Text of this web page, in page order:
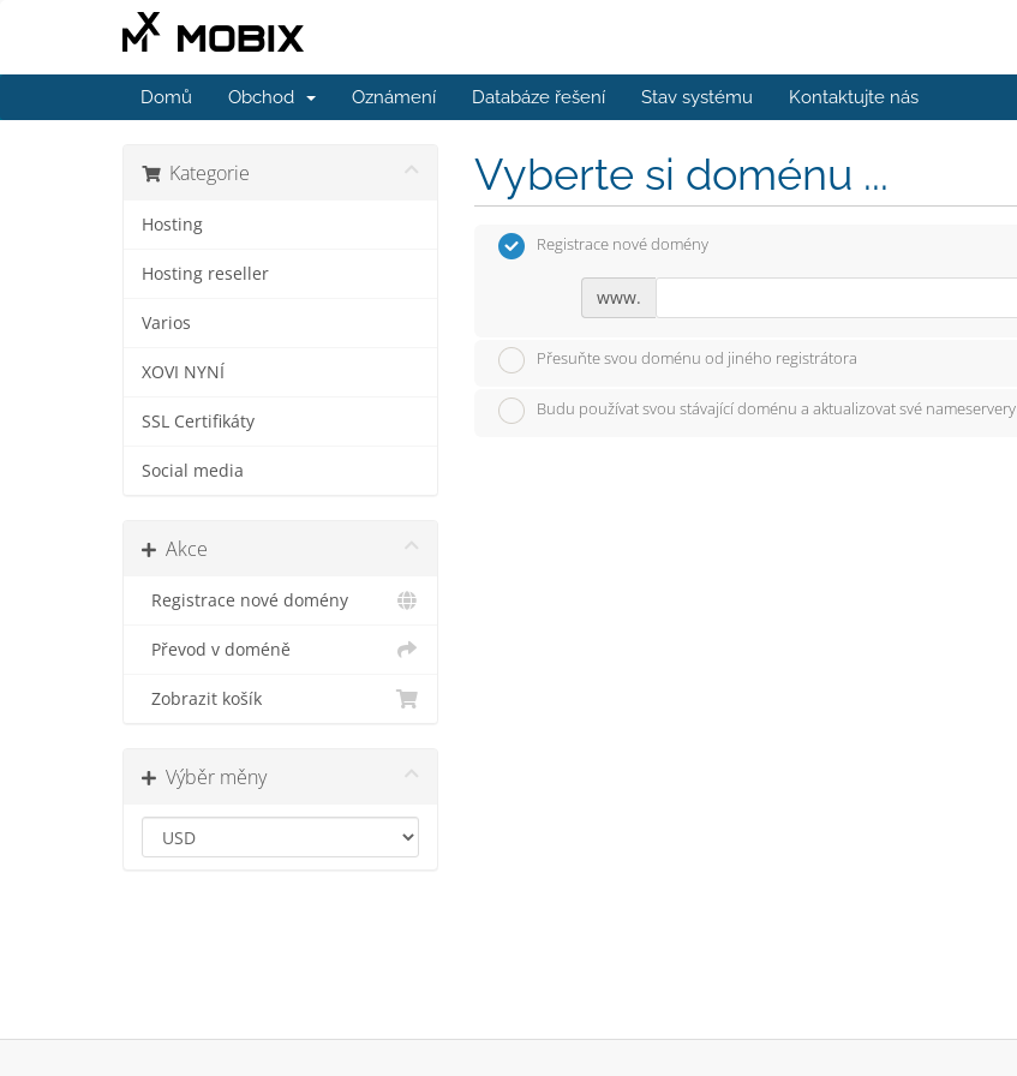
Domů Obchod Oznámení Databáze řešení Stav systému Kontaktujte nás
Kategorie
Hosting
Hosting reseller
Varios
XOVI NYNÍ
SSL Certifikáty
Social media
Akce
Registrace nové domény
Převod v doméně
Zobrazit košík
Výběr měny
Vyberte si doménu ...
Registrace nové domény
www.
Přesuňte svou doménu od jiného registrátora
Budu používat svou stávající doménu a aktualizovat své nameservery